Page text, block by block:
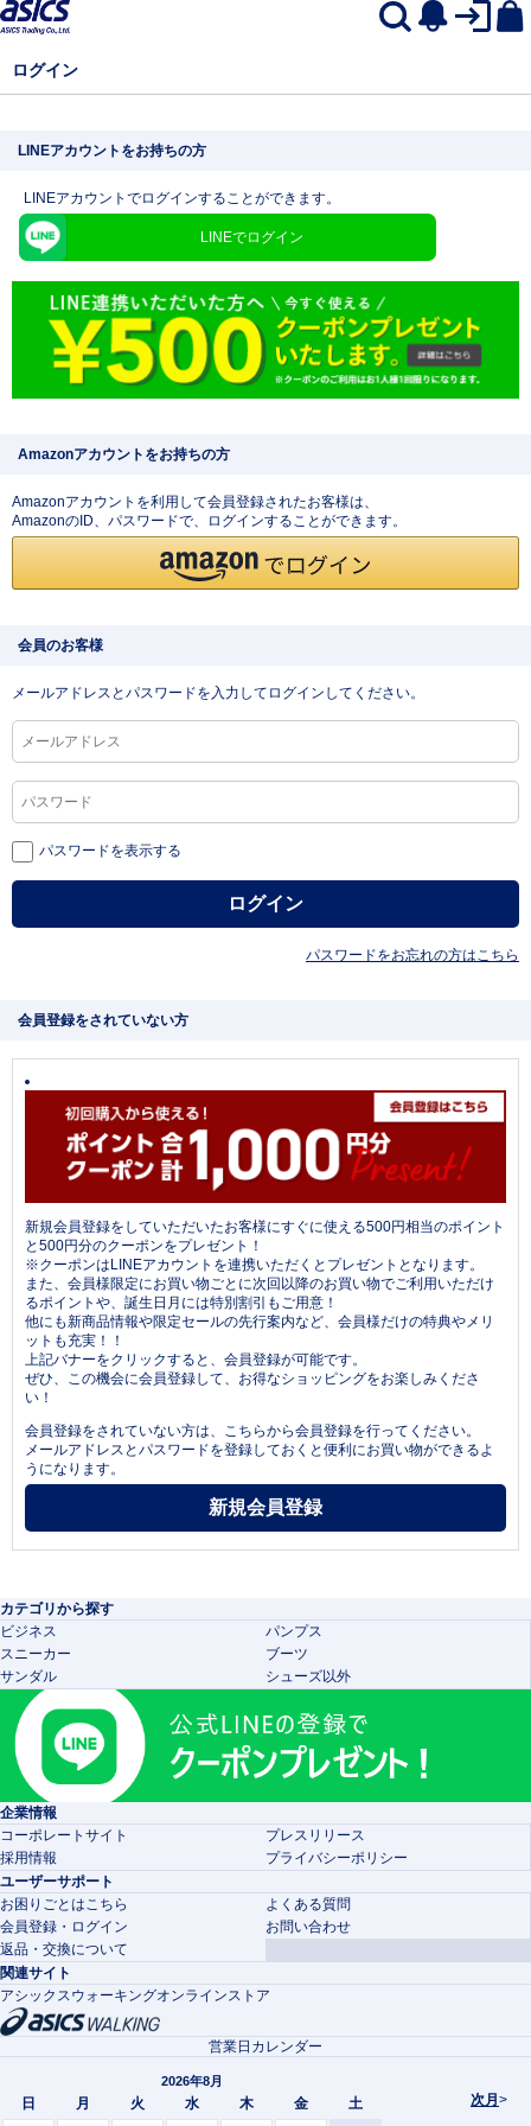
ログイン
LINEアカウントをお持ちの方
LINEアカウントでログインすることができます。
LINEでログイン
Amazonアカウントをお持ちの方
Amazonアカウントを利用して会員登録されたお客様は、
AmazonのID、パスワードで、ログインすることができます。
会員のお客様
メールアドレスとパスワードを入力してログインしてください。
パスワードを表示する
パスワードをお忘れの方はこちら
会員登録をされていない方
新規会員登録をしていただいたお客様にすぐに使える500円相当のポイント
と500円分のクーポンをプレゼント！
※クーポンはLINEアカウントを連携いただくとプレゼントとなります。
また、会員様限定にお買い物ごとに次回以降のお買い物でご利用いただけ
るポイントや、誕生日月には特別割引もご用意！
他にも新商品情報や限定セールの先行案内など、会員様だけの特典やメリ
ットも充実！！
上記バナーをクリックすると、会員登録が可能です。
ぜひ、この機会に会員登録して、お得なショッピングをお楽しみくださ
い！
会員登録をされていない方は、こちらから会員登録を行ってください。
メールアドレスとパスワードを登録しておくと便利にお買い物ができるよ
うになります。
カテゴリから探す
ビジネス
パンプス
スニーカー
ブーツ
サンダル
シューズ以外
企業情報
コーポレートサイト
プレスリリース
採用情報
プライバシーポリシー
ユーザーサポート
お困りごとはこちら
よくある質問
会員登録・ログイン
お問い合わせ
返品・交換について
関連サイト
アシックスウォーキングオンラインストア
次月 >
営業日カレンダー
2026年8月
日 月 火 水 木 金 土